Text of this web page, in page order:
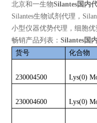
北京和一生物Silantes国内
Silantes生物试剂代理，
小型仪器优势代理，细胞优
畅销产品列表： Silantes国
货号
化合物
230004500 Lys(0)
230004600 Lys(0)